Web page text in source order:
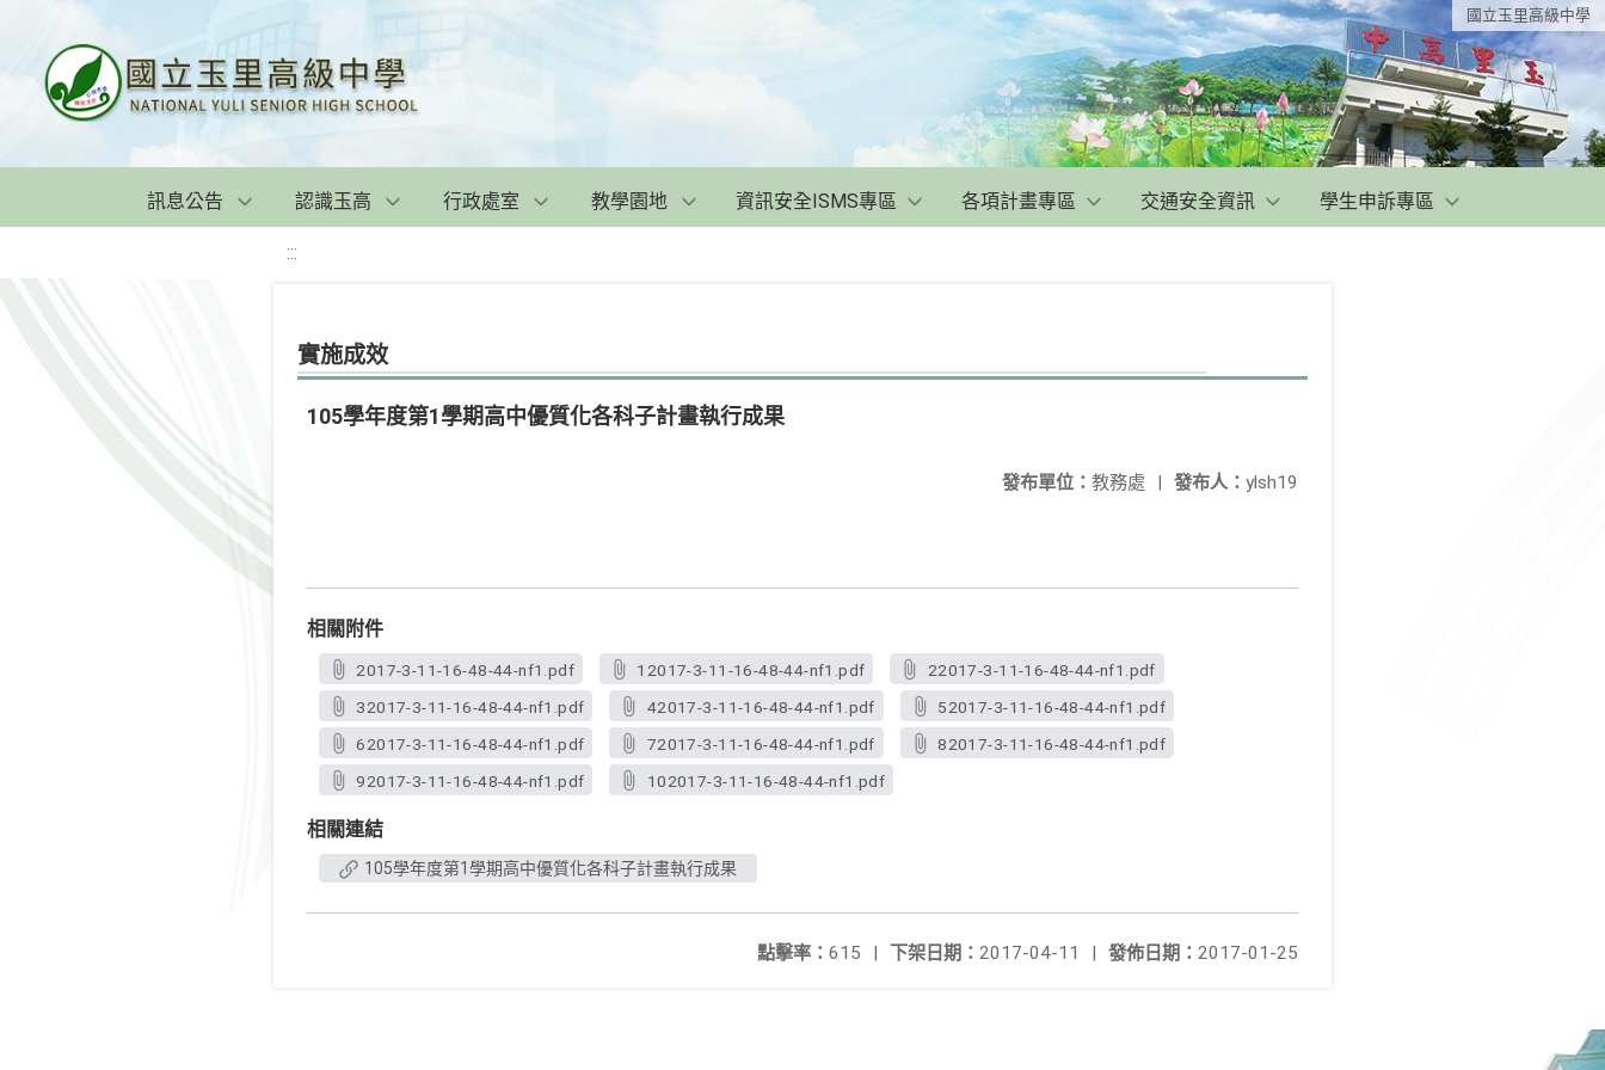
國立玉里高級中學
訊息公告 認識玉高 行政處室 教學園地 資訊安全ISMS專區 各項計畫專區 交通安全資訊 學生申訴專區
:::
實施成效
105學年度第1學期高中優質化各科子計畫執行成果
發布人： ylsh19
發布單位： 教務處 |
相關附件
2017-3-11-16-48-44-nf1.pdf 12017-3-11-16-48-44-nf1.pdf
22017-3-11-16-48-44-nf1.pdf
32017-3-11-16-48-44-nf1.pdf
42017-3-11-16-48-44-nf1.pdf
52017-3-11-16-48-44-nf1.pdf
62017-3-11-16-48-44-nf1.pdf
72017-3-11-16-48-44-nf1.pdf
82017-3-11-16-48-44-nf1.pdf
92017-3-11-16-48-44-nf1.pdf
102017-3-11-16-48-44-nf1.pdf
相關連結
105學年度第1學期高中優質化各科子計畫執行成果
發佈日期： 2017-01-25
下架日期： 2017-04-11 |
點擊率： 615 |